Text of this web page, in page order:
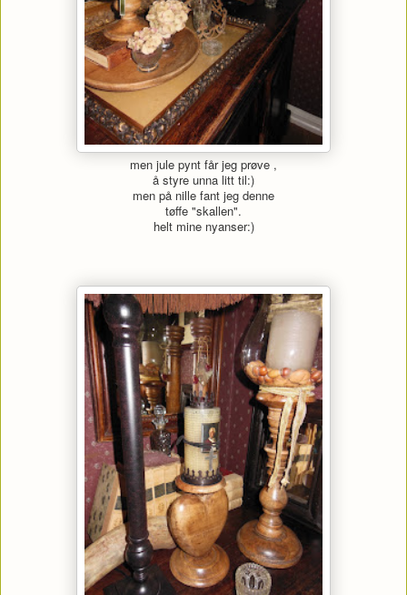
men jule pynt får jeg prøve ,
å styre unna litt til:)
men på nille fant jeg denne
tøffe "skallen".
helt mine nyanser:)